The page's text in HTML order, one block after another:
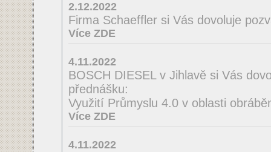
2.12.2022
Firma Schaeffler si Vás dovoluje
Více ZDE
4.11.2022
BOSCH DIESEL v Jihlavě si Vás
přednášku:
Využití Průmyslu 4.0 v oblasti
Více ZDE
4.11.2022